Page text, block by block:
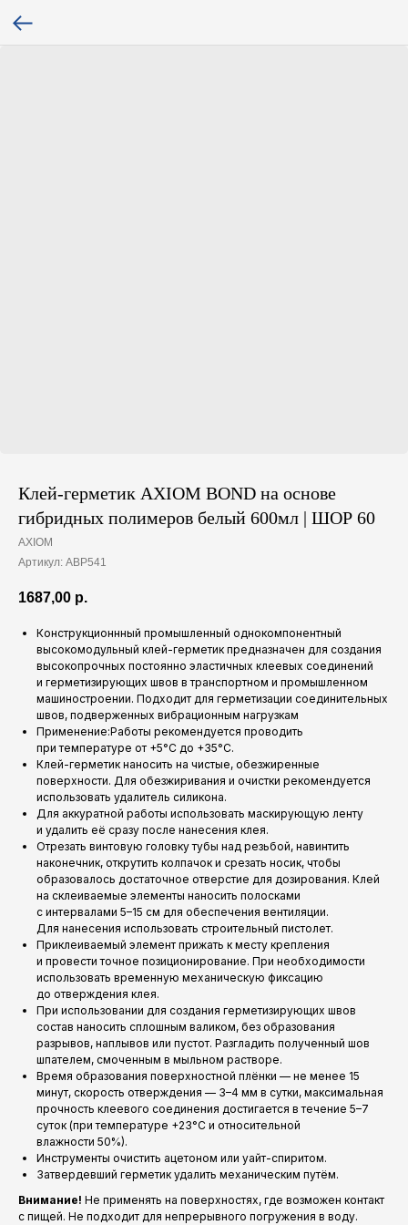
Клей-герметик AXIOM BOND на основе
гибридных полимеров белый 600мл | ШОР 60
AXIOM
Артикул: ABP541
1687,00 р.
Конструкционнный промышленный однокомпонентный
высокомодульный клей-герметик предназначен для создания
высокопрочных постоянно эластичных клеевых соединений
и герметизирующих швов в транспортном и промышленном
машиностроении. Подходит для герметизации соединительных
швов, подверженных вибрационным нагрузкам
Применение:Работы рекомендуется проводить
при температуре от +5°С до +35°С.
Клей-герметик наносить на чистые, обезжиренные
поверхности. Для обезжиривания и очистки рекомендуется
использовать удалитель силикона.
Для аккуратной работы использовать маскирующую ленту
и удалить её сразу после нанесения клея.
Отрезать винтовую головку тубы над резьбой, навинтить
наконечник, открутить колпачок и срезать носик, чтобы
образовалось достаточное отверстие для дозирования. Клей
на склеиваемые элементы наносить полосками
с интервалами 5–15 см для обеспечения вентиляции.
Для нанесения использовать строительный пистолет.
Приклеиваемый элемент прижать к месту крепления
и провести точное позиционирование. При необходимости
использовать временную механическую фиксацию
до отверждения клея.
При использовании для создания герметизирующих швов
состав наносить сплошным валиком, без образования
разрывов, наплывов или пустот. Разгладить полученный шов
шпателем, смоченным в мыльном растворе.
Время образования поверхностной плёнки — не менее 15
минут, скорость отверждения — 3–4 мм в сутки, максимальная
прочность клеевого соединения достигается в течение 5–7
суток (при температуре +23°С и относительной
влажности 50%).
Инструменты очистить ацетоном или уайт-спиритом.
Затвердевший герметик удалить механическим путём.
Внимание! Не применять на поверхностях, где возможен контакт
с пищей. Не подходит для непрерывного погружения в воду.